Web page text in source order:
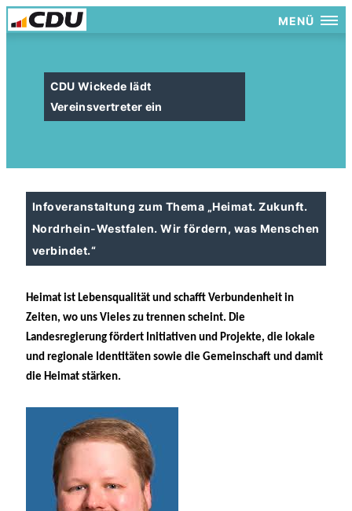
MENÜ
CDU Wickede lädt
Vereinsvertreter ein
Infoveranstaltung zum Thema „Heimat. Zukunft.
Nordrhein-Westfalen. Wir fördern, was Menschen
verbindet.“
Heimat ist Lebensqualität und schafft Verbundenheit in
Zeiten, wo uns Vieles zu trennen scheint. Die
Landesregierung fördert Initiativen und Projekte, die lokale
und regionale Identitäten sowie die Gemeinschaft und damit
die Heimat stärken.